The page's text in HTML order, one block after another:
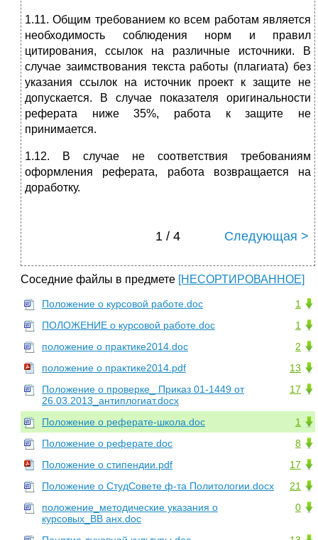
1.11. Общим требованием ко всем работам является
необходимость соблюдения норм и правил
цитирования, ссылок на различные источники. В
случае заимствования текста работы (плагиата) без
указания ссылок на источник проект к защите не
допускается. В случае показателя оригинальности
реферата ниже 35%, работа к защите не
принимается.
1.12. В случае не соответствия требованиям
оформления реферата, работа возвращается на
доработку.
1 / 4 Следующая >
Соседние файлы в предмете [НЕСОРТИРОВАННОЕ]
1
Положение о курсовой работе.doc
1
ПОЛОЖЕНИЕ о курсовой работе.doc
2
положение о практике2014.doc
13
положение о практике2014.pdf
17
Положение о проверке_ Приказ 01-1449 от
26.03.2013_антиплогиат.docx
1
Положение о реферате-школа.doc
8
Положение о реферате.doc
17
Положение о стипендии.pdf
21
Положение о СтудСовете ф-та Политологии.docx
0
положение_методические указания о
курсовых_ВВ анх.doc